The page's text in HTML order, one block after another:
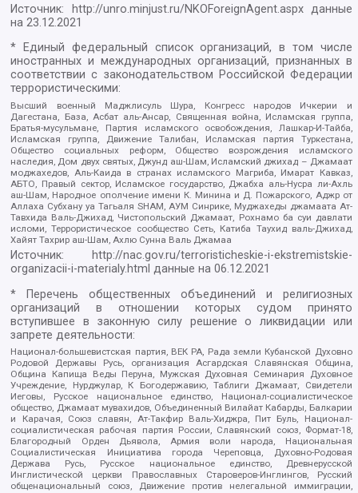
Источник: http://unro.minjust.ru/NKOForeignAgent.aspxданные
на23.12.2021
* Единый федеральный список организаций, в том числе
иностранных и международных организаций, признанных в
соответствии с законодательством Российской Федерации
террористическими:
Высший военный Маджлисуль Шура, Конгресс народов Ичкерии и
Дагестана, База, Асбат аль-Ансар, Священная война, Исламская группа,
Братья-мусульмане, Партия исламского освобождения, Лашкар-И-Тайба,
Исламская группа, Движение Талибан, Исламская партия Туркестана,
Общество социальных реформ, Общество возрождения исламского
наследия, Дом двух святых, Джунд аш-Шам, Исламский джихад – Джамаат
моджахедов, Аль-Каида в странах исламского Магриба, Имарат Кавказ,
АБТО, Правый сектор, Исламское государство, Джабха аль-Нусра ли-Ахль
аш-Шам, Народное ополчение имени К. Минина и Д. Пожарского, Аджр от
Аллаха Субхану уа Тагьаля SHAM, АУМ Синрике, Муджахеды джамаата Ат-
Тавхида Валь-Джихад, Чистопольский Джамаат, Рохнамо ба суи давлати
исломи, Террористическое сообщество Сеть, Катиба Таухид валь-Джихад,
Хайят Тахрир аш-Шам, Ахлю Сунна Валь Джамаа
Источник:
http://nac.gov.ru/terroristicheskie-i-ekstremistskie-
organizacii-i-materialy.html данные на06.12.2021
* Перечень общественных объединений и религиозных
организаций в отношении которых судом принято
вступившее в законную силу решение о ликвидации или
запрете деятельности:
Национал-большевистская партия, ВЕК РА, Рада земли Кубанской Духовно
Родовой Державы Русь, организация Асгардская Славянская Община,
Община Капища Веды Перуна, Мужская Духовная Семинария Духовное
Учреждение, Нурджулар, К Богодержавию, Таблиги Джамаат, Свидетели
Иеговы, Русское национальное единство, Национал-социалистическое
общество, Джамаат мувахидов, Объединенный Вилайат Кабарды, Балкарии
и Карачая, Союз славян, Ат-Такфир Валь-Хиджра, Пит Буль, Национал-
социалистическая рабочая партия России, Славянский союз, Формат-18,
Благородный Орден Дьявола, Армия воли народа, Национальная
Социалистическая Инициатива города Череповца, Духовно-Родовая
Держава Русь, Русское национальное единство, Древнерусской
Инглистической церкви Православных Староверов-Инглингов, Русский
общенациональный союз, Движение против нелегальной иммиграции,